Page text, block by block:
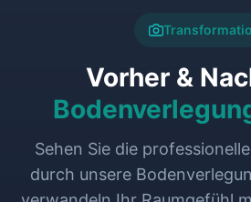
Vorher &
Sehen Sie die
durch unsere